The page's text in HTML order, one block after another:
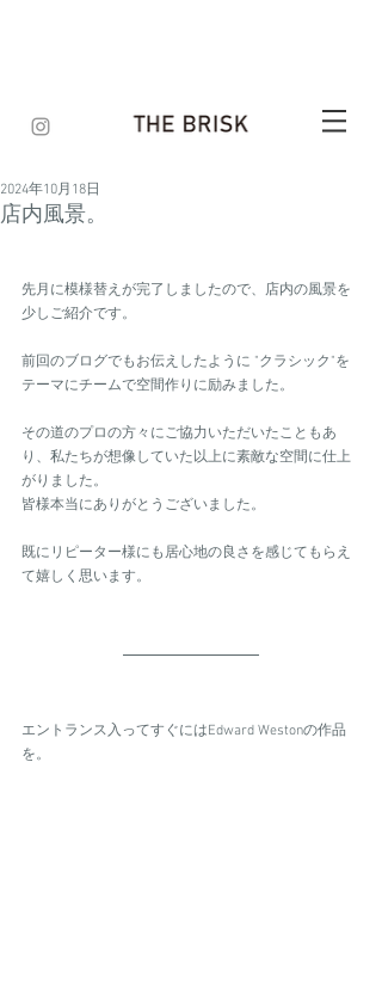
店内風景。
2024年10月18日
先月に模様替えが完了しましたので、店内の風景を
少しご紹介です。
前回のブログでもお伝えしたように "クラシック"を
テーマにチームで空間作りに励みました。
その道のプロの方々にご協力いただいたこともあ
り、私たちが想像していた以上に素敵な空間に仕上
がりました。
皆様本当にありがとうございました。
既にリピーター様にも居心地の良さを感じてもらえ
て嬉しく思います。
エントランス入ってすぐにはEdward Westonの作品
を。